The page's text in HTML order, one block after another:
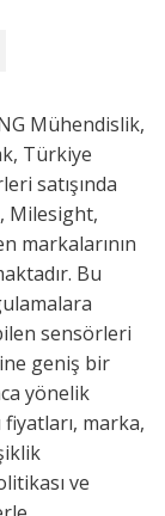
Mühendislik,
Türkiye
satışında
Milesight,
markalarının
Bu
sensörleri
geniş bir
yönelik
fiyatları, marka,
ve